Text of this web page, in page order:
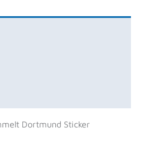
Dortmund Sticker